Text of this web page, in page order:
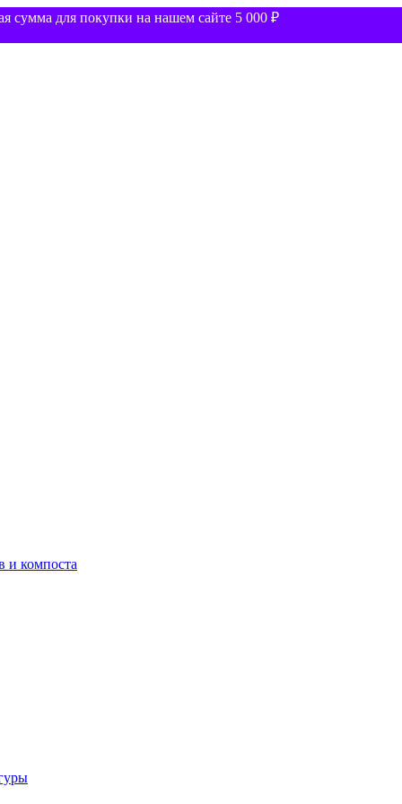
сумма для покупки на нашем сайте 5 000 ₽
и компоста